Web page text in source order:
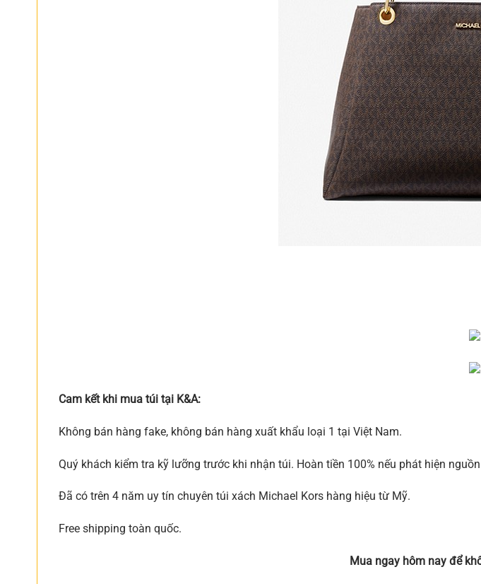
Cam kết khi mua túi tại K&A:
Không bán hàng fake, không bán hàng xuất khẩu loại 1 tại Việt Nam.
Quý khách kiểm tra kỹ lưỡng trước khi nhận túi. Hoàn tiền 100% nếu phát hiện
Đã có trên 4 năm uy tín chuyên túi xách Michael Kors hàng hiệu từ Mỹ.
Free shipping toàn quốc.
Mua ngay hôm nay để